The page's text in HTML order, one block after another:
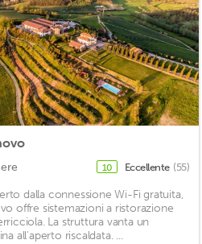
10 Eccellente (55)
dalla connessione Wi-Fi gratuita,
offre sistemazioni a ristorazione
La struttura vanta un
all'aperto riscaldata. ...